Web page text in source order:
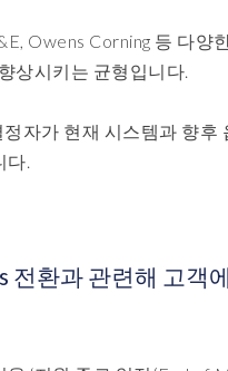
Owens Corning 등 다
상시키는 균형입니다.
자가 현재 시스템과 향
다.
전환과 관련해 고객